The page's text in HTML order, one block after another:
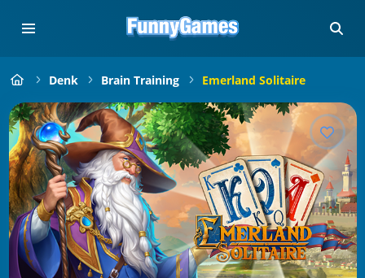
Denk Brain Training Emerland Solitaire